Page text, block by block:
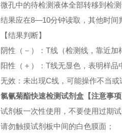
微孔中的待检测液体全部转移到检测
结果应在8—10分钟读取，其他时间
【结果判断】
阴性（－）：T线（检测线，靠近加
阳性（＋）：T线无显色，表明样品
无效：未出现C线，可能操作不当
氯氰菊酯快速检测试剂盒 【注意事项
试剂板一次性使用，不要使用过期试
请勿触摸试剂板中间的白色膜面；